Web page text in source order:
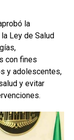
la
Ley de Salud
con fines
y adolescentes,
y evitar